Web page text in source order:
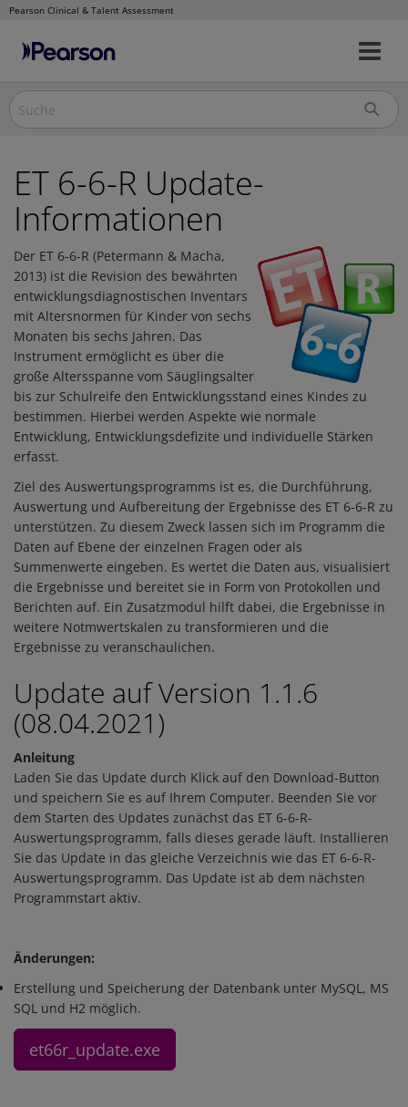
Pearson Clinical & Talent Assessment
Direkt
Inhalt
ET 6-6-R Update-
Informationen
Der ET 6-6-R (Petermann & Macha,
2013) ist die Revision des bewährten
entwicklungsdiagnostischen Inventars
mit Altersnormen für Kinder von sechs
Monaten bis sechs Jahren. Das
Instrument ermöglicht es über die
große Altersspanne vom Säuglingsalter
bis zur Schulreife den Entwicklungsstand eines Kindes zu
bestimmen. Hierbei werden Aspekte wie normale
Entwicklung, Entwicklungsdefizite und individuelle Stärken
erfasst.
Ziel des Auswertungsprogramms ist es, die Durchführung,
Auswertung und Aufbereitung der Ergebnisse des ET 6-6-R zu
unterstützen. Zu diesem Zweck lassen sich im Programm die
Daten auf Ebene der einzelnen Fragen oder als
Summenwerte eingeben. Es wertet die Daten aus, visualisiert
die Ergebnisse und bereitet sie in Form von Protokollen und
Berichten auf. Ein Zusatzmodul hilft dabei, die Ergebnisse in
weitere Notmwertskalen zu transformieren und die
Ergebnisse zu veranschaulichen.
Update auf Version 1.1.6
(08.04.2021)
Anleitung
Laden Sie das Update durch Klick auf den Download-Button
und speichern Sie es auf Ihrem Computer. Beenden Sie vor
dem Starten des Updates zunächst das ET 6-6-R-
Auswertungsprogramm, falls dieses gerade läuft. Installieren
Sie das Update in das gleiche Verzeichnis wie das ET 6-6-R-
Auswertungsprogramm. Das Update ist ab dem nächsten
Programmstart aktiv.
Änderungen:
Erstellung und Speicherung der Datenbank unter MySQL, MS
SQL und H2 möglich.
et66r_update.exe